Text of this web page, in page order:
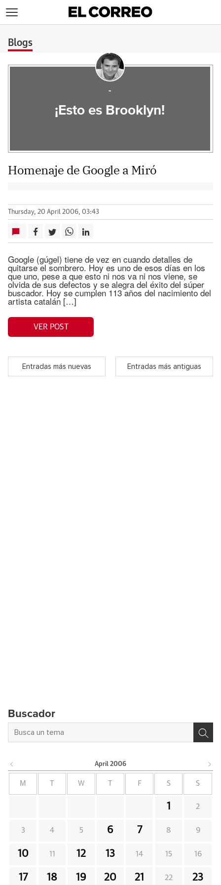
Blogs
-
¡Esto es Brooklyn!
Homenaje de Google a Miró
Thursday, 20 April 2006, 03:43
Google (gúgel) tiene de vez en cuando detalles de
quitarse el sombrero. Hoy es uno de esos días en los
que uno, pese a que esto ni nos va ni nos viene, se
olvida de sus defectos y se alegra del éxito del súper
buscador. Hoy se cumplen 113 años del nacimiento del
artista catalán […]
VER POST
Entradas más nuevas Entradas más antiguas
Buscador
April 2006
M W F S S
1 2
3 4 5 6 7 8 9
10 11 12 13 14 15 16
17 18 19 20 21 22 23